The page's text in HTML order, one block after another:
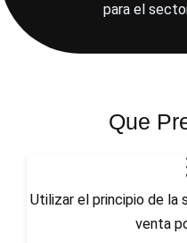
para el
Que
Utilizar el principio de la
venta